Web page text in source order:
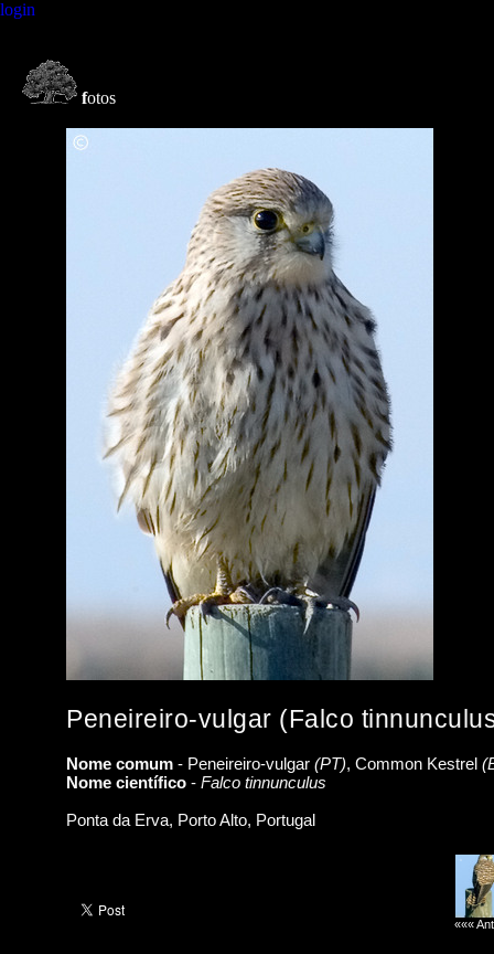
login
fotos
Peneireiro-vulgar (Falco
Nome comum - Peneireiro-vulgar (PT), Common Kestrel
Nome científico - Falco tinnunculus
Ponta da Erva, Porto Alto, Portugal
«««